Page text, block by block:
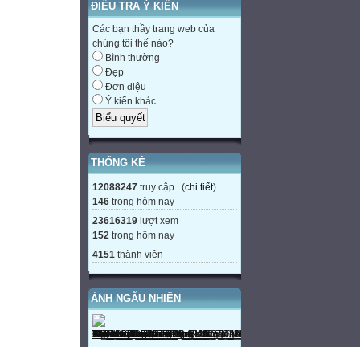
ĐIỀU TRA Ý KIẾN
Các bạn thầy trang web của
chúng tôi thế nào?
Bình thường
Đẹp
Đơn điệu
Ý kiến khác
THỐNG KÊ
12088247 truy cập (chi tiết)
146 trong hôm nay
23616319 lượt xem
152 trong hôm nay
4151 thành viên
ẢNH NGẪU NHIÊN